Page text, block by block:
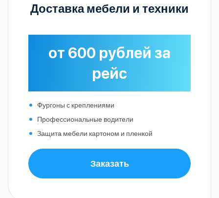
Доставка мебели и техники
от 600 рублей за
рейс
Фургоны с креплениями
Профессиональные водители
Защита мебели картоном и пленкой
Заказать